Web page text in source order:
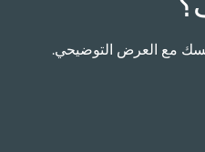
العرض التوضيحي.